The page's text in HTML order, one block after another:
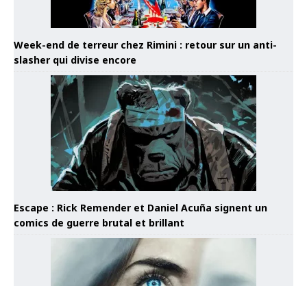
Week-end de terreur chez Rimini : retour sur un anti-
slasher qui divise encore
Escape : Rick Remender et Daniel Acuña signent un
comics de guerre brutal et brillant